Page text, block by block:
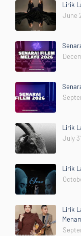
Lirik
June
Lirik
July
Lirik
Lirik